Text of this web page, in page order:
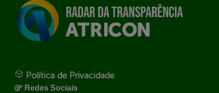
Política de Privacidade
Redes Sociais